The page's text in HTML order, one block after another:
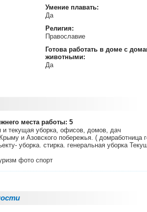
Умение плавать:
Да
Религия:
Православие
Готова работать в доме с
животными:
Да
места работы: 5
и текущая уборка, офисов, домов, дач
и Азовского побережья. ( домработница
уборка. стирка. генеральная уборка
фото спорт